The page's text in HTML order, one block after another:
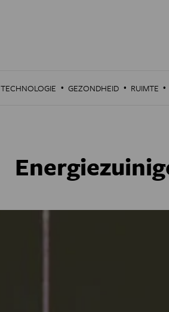
TECHNOLOGIE · GEZONDHEID · RUIMTE ·